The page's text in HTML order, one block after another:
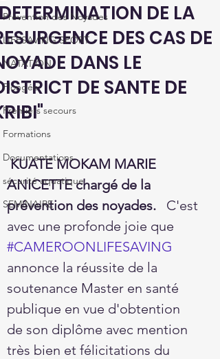
Prévention des Noyades
LIFESAVING SPORT
NATATION
Plongée
Premiers secours
Formations
Documentations
sécurité aquatique
SEMINAIRE
DE LA
DES CAS DE
DANS LE
DE SANTE DE
KUATE MOKAM MARIE
ANICETTE chargé de la
prévention des noyades. C'est
avec une profonde joie que
#CAMEROONLIFESAVING
annonce la réussite de la
soutenance Master en santé
publique en vue d'obtention
de son diplôme avec mention
très bien et félicitations du